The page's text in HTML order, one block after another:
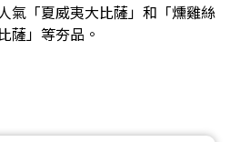
氣「夏威夷大比薩」和「燻雞絲
薩」等夯品。